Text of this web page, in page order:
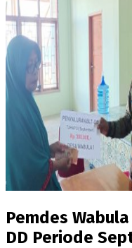
Pemdes
DD Periode